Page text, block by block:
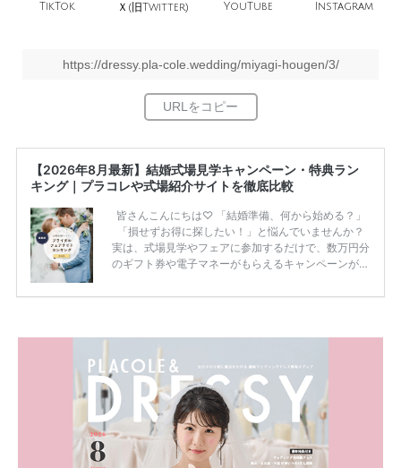
TikTok Ｘ(旧Twitter) YouTube Instagram
https://dressy.pla-cole.wedding/miyagi-hougen/3/
【2026年8月最新】結婚式場見学キャンペーン・特典ラン
キング｜プラコレや式場紹介サイトを徹底比較
皆さんこんにちは♡ 「結婚準備、何から始める？」
「損せずお得に探したい！」と悩んでいませんか？
実は、式場見学やフェアに参加するだけで、数万円分
のギフト券や電子マネーがもらえるキャンペーンがあ
ため、比較せずに選ぶと損をしてしまうことも……。
内容：特典金額・条件・応募方法・注意点 「どこが
一番お得？」「プラコレの特典は？」といった疑問も
解決します。 まずは診断で候補を絞れる「ウェディ
ング診断」か、体験型 […]
続きを読む